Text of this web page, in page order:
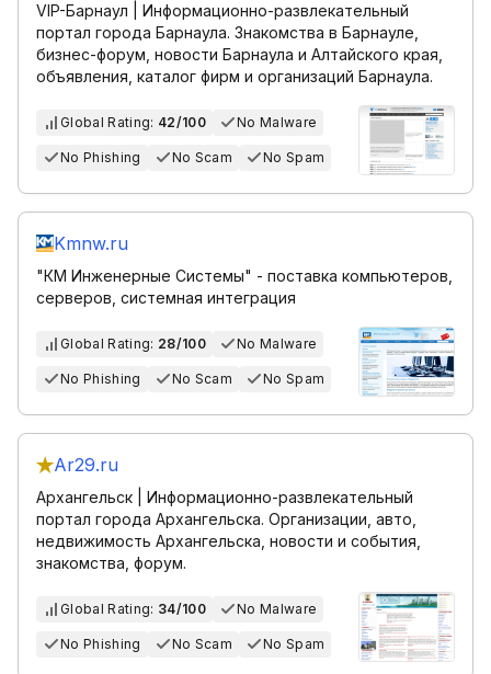
VIP-Барнаул | Информационно-развлекательный
портал города Барнаула. Знакомства в Барнауле,
бизнес-форум, новости Барнаула и Алтайского края,
объявления, каталог фирм и организаций Барнаула.
Global Rating: 42/100 No Malware
No Phishing No Scam No Spam
Kmnw.ru
"КМ Инженерные Системы" - поставка компьютеров,
серверов, системная интеграция
Global Rating: 28/100 No Malware
No Phishing No Scam No Spam
Ar29.ru
Архангельск | Информационно-развлекательный
портал города Архангельска. Организации, авто,
недвижимость Архангельска, новости и события,
знакомства, форум.
Global Rating: 34/100 No Malware
No Phishing No Scam No Spam